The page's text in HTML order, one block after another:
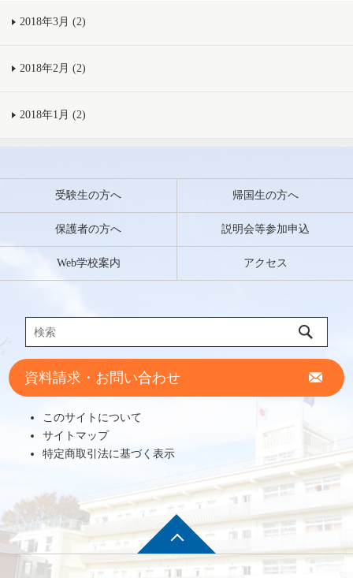
2018年3月 (2)
2018年2月 (2)
2018年1月 (2)
受験生の方へ 帰国生の方へ
保護者の方へ 説明会等参加申込
Web学校案内 アクセス
資料請求・お問い合わせ
このサイトについて
サイトマップ
特定商取引法に基づく表示